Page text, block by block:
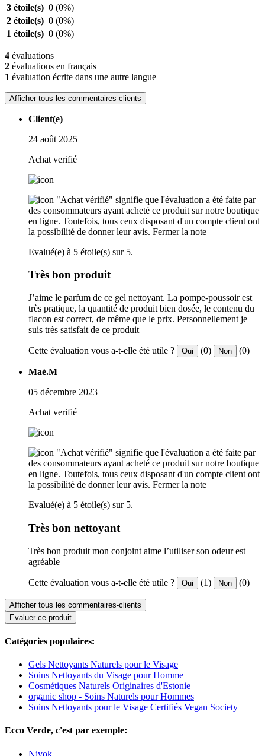
3 étoile(s) 0 (0%)
2 étoile(s) 0 (0%)
1 étoile(s) 0 (0%)
4 évaluations
2 évaluations en français
1 évaluation écrite dans une autre langue
Afficher tous les commentaires-clients
Client(e)
24 août 2025
Achat verifié
"Achat vérifié" signifie que l'évaluation a été faite par
des consommateurs ayant acheté ce produit sur notre boutique
en ligne. Toutefois, tous ceux disposant d'un compte client ont
la possibilité de donner leur avis. Fermer la note
Evalué(e) à 5 étoile(s) sur 5.
Très bon produit
J’aime le parfum de ce gel nettoyant. La pompe-poussoir est
très pratique, la quantité de produit bien dosée, le contenu du
flacon est correct, de même que le prix. Personnellement je
suis très satisfait de ce produit
Cette évaluation vous a-t-elle été utile ? Oui (0) Non (0)
Maé.M
05 décembre 2023
Achat verifié
"Achat vérifié" signifie que l'évaluation a été faite par
des consommateurs ayant acheté ce produit sur notre boutique
en ligne. Toutefois, tous ceux disposant d'un compte client ont
la possibilité de donner leur avis. Fermer la note
Evalué(e) à 5 étoile(s) sur 5.
Très bon nettoyant
Très bon produit mon conjoint aime l’utiliser son odeur est
agréable
Cette évaluation vous a-t-elle été utile ? Oui (1) Non (0)
Afficher tous les commentaires-clients
Evaluer ce produit
Catégories populaires:
Gels Nettoyants Naturels pour le Visage
Soins Nettoyants du Visage pour Homme
Cosmétiques Naturels Originaires d'Estonie
organic shop - Soins Naturels pour Hommes
Soins Nettoyants pour le Visage Certifiés Vegan Society
Ecco Verde, c'est par exemple:
Niyok